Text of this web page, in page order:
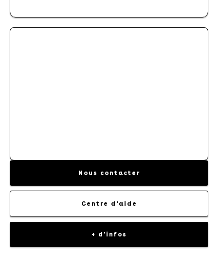
Nous contacter
Centre d'aide
+ d'infos